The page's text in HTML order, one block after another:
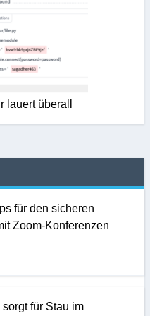
lauert überall
für den sicheren
Zoom-Konferenzen
für Stau im